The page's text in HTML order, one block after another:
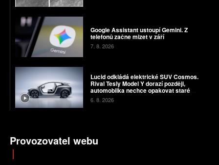
Google Assistant ustoupí Gemini. Z
telefonů začne mizet v září
7. 8. 2026
Lucid odkládá elektrické SUV Cosmos.
Rival Tesly Model Y dorazí později,
automobilka nechce opakovat staré
chyby
6. 8. 2026
Provozovatel webu